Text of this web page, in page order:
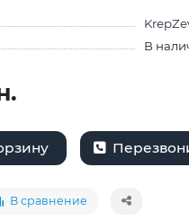
В
В сравнение